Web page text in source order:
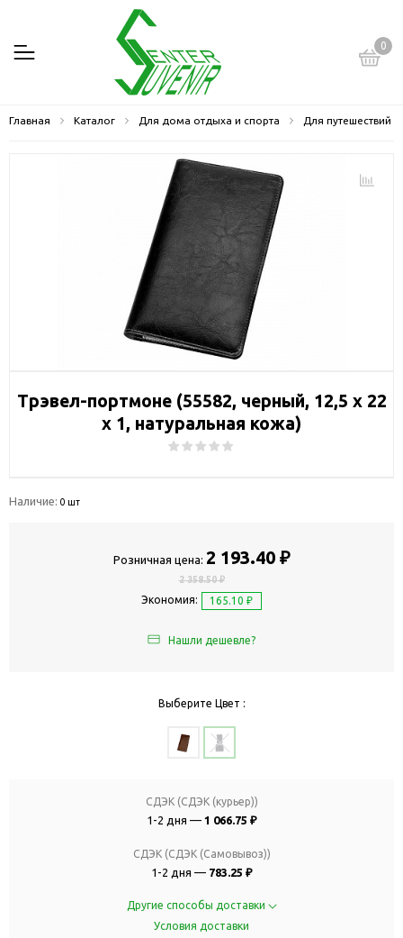
0
Главная Каталог Для дома отдыха и спорта Для путешествий
Трэвел-портмоне (55582, черный, 12,5 х 22
х 1, натуральная кожа)
Наличие: 0 шт
Розничная цена: 2 193.40 ₽
2 358.50 ₽
Экономия: 165.10 ₽
Нашли дешевле?
Выберите Цвет :
СДЭК (СДЭК (курьер))
1-2 дня — 1 066.75 ₽
СДЭК (СДЭК (Самовывоз))
1-2 дня — 783.25 ₽
Другие способы доставки
Условия доставки